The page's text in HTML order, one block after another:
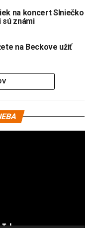
na koncert Slniečko
sú známi
na Beckove užiť